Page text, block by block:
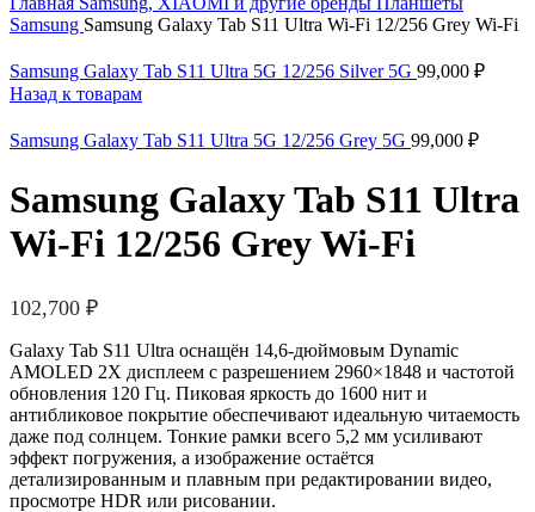
Samsung Samsung Galaxy Tab S11 Ultra Wi-Fi 12/256 Grey Wi-Fi
Samsung Galaxy Tab S11 Ultra 5G 12/256 Silver 5G 99,000 ₽
Назад к товарам
Samsung Galaxy Tab S11 Ultra 5G 12/256 Grey 5G 99,000 ₽
Samsung Galaxy Tab S11 Ultra
Wi-Fi 12/256 Grey Wi-Fi
102,700 ₽
Galaxy Tab S11 Ultra оснащён 14,6-дюймовым Dynamic
AMOLED 2X дисплеем с разрешением 2960×1848 и частотой
обновления 120 Гц. Пиковая яркость до 1600 нит и
антибликовое покрытие обеспечивают идеальную читаемость
даже под солнцем. Тонкие рамки всего 5,2 мм усиливают
эффект погружения, а изображение остаётся
детализированным и плавным при редактировании видео,
просмотре HDR или рисовании.